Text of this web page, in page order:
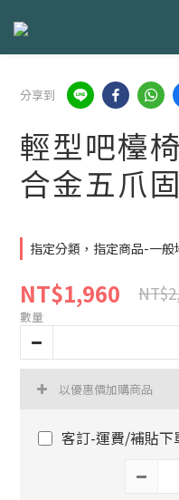
分享到
輕型吧檯
合金五爪
指定分類，指定商品-一般
NT$1,960
數量
以優惠價加購商品
客訂-運費/補貼下